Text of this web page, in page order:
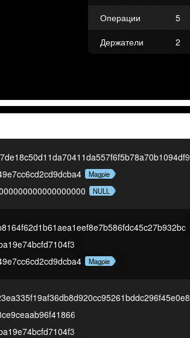
Операции
5
Держатели
2
Magpie
NULL
Magpie